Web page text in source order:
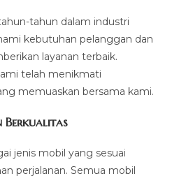
tahun dalam industri
kebutuhan pelanggan dan
layanan terbaik.
telah menikmati
memuaskan bersama kami.
Berkualitas
jenis mobil yang sesuai
perjalanan. Semua mobil